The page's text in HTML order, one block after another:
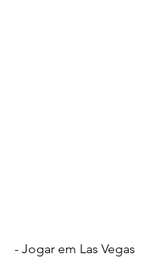
- Jogar em Las Vegas